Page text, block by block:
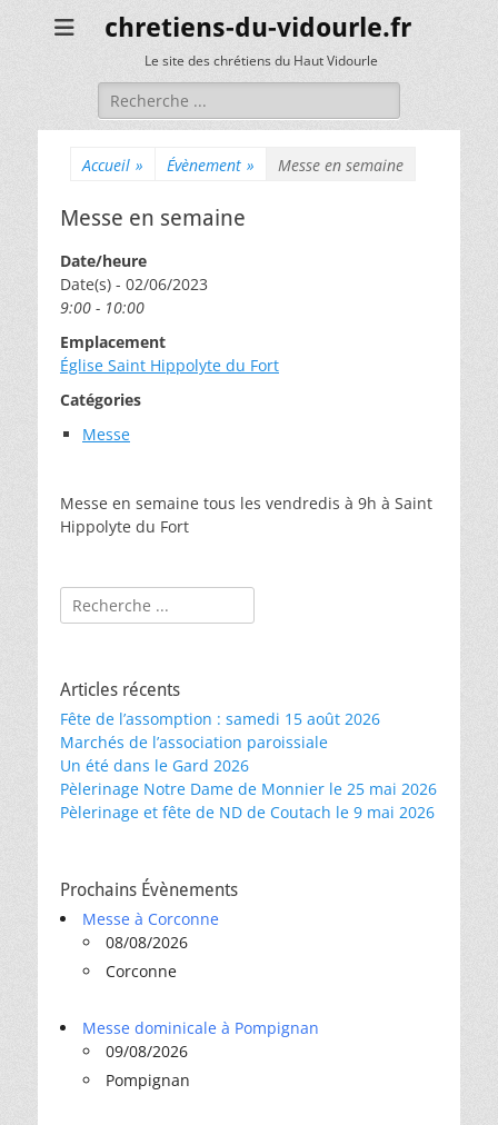
chretiens-du-vidourle.fr
Le site des chrétiens du Haut Vidourle
Rechercher :
Accueil » Évènement » Messe en semaine
Messe en semaine
Date/heure
Date(s) - 02/06/2023
9:00 - 10:00
Emplacement
Église Saint Hippolyte du Fort
Catégories
Messe
Messe en semaine tous les vendredis à 9h à Saint
Hippolyte du Fort
Rechercher :
Articles récents
Fête de l’assomption : samedi 15 août 2026
Marchés de l’association paroissiale
Un été dans le Gard 2026
Pèlerinage Notre Dame de Monnier le 25 mai 2026
Pèlerinage et fête de ND de Coutach le 9 mai 2026
Prochains Évènements
Messe à Corconne
08/08/2026
Corconne
Messe dominicale à Pompignan
09/08/2026
Pompignan